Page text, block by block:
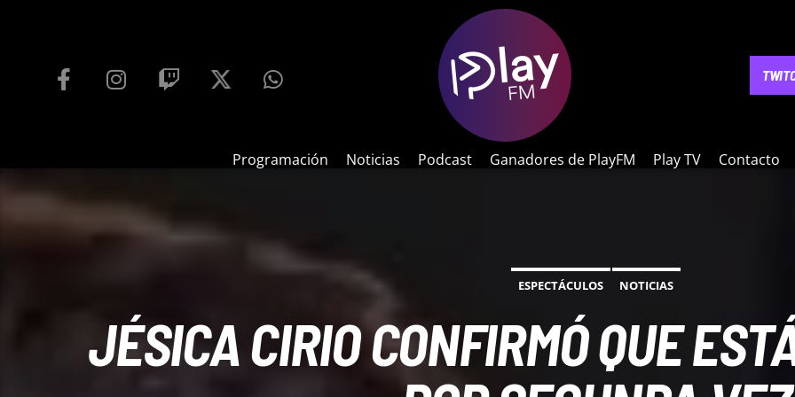
Programación Noticias Podcast Ganadores de PlayFM Play TV Contacto
NOTICIAS
ESPECTÁCULOS NOTICIAS
JÉSICA CIRIO CONFIRMÓ QUE